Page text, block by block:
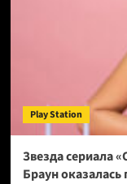
Рецензия
Play Station
Звезда сериала
Браун